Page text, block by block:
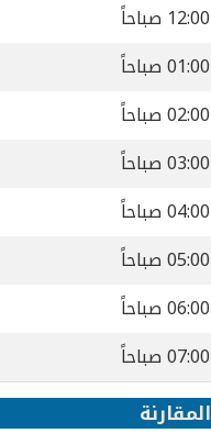
المقارنة